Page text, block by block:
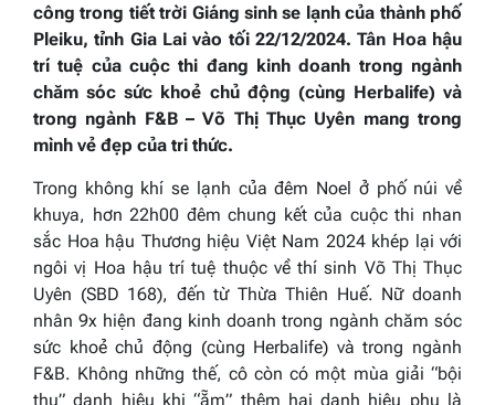
công trong tiết trời Giáng sinh se lạnh của thành phố
Pleiku, tỉnh Gia Lai vào tối 22/12/2024. Tân Hoa hậu
trí tuệ của cuộc thi đang kinh doanh trong ngành
chăm sóc sức khoẻ chủ động (cùng Herbalife) và
trong ngành F&B– Võ Thị Thục Uyên mang trong
mình vẻ đẹp của tri thức.
Trong không khí se lạnh của đêm Noel ở phố núi về
khuya, hơn 22h00 đêm chung kết của cuộc thi nhan
sắc Hoa hậu Thương hiệu Việt Nam 2024 khép lại với
ngôi vị Hoa hậu trí tuệ thuộc về thí sinh Võ Thị Thục
Uyên (SBD 168), đến từ Thừa Thiên Huế. Nữ doanh
nhân 9x hiện đang kinh doanh trong ngành chăm sóc
sức khoẻ chủ động (cùng Herbalife) và trong ngành
F&B. Không những thế, cô còn có một mùa giải “bội
thu” danh hiệu khi “ẵm” thêm hai danh hiệu phụ là